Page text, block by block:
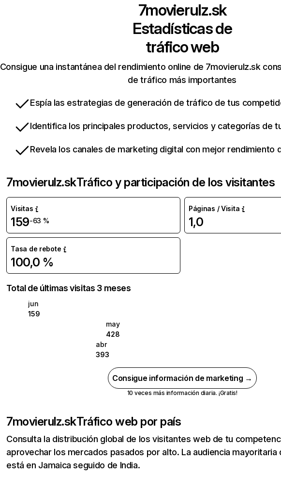
7movierulz.sk
Estadísticas de
tráfico web
Consigue una instantánea del rendimiento online de 7movierulz.sk
de tráfico más importantes
Espía las estrategias de generación de tráfico de tus
Identifica los principales productos, servicios y categorías de
Revela los canales de marketing digital con mejor rendimiento
7movierulz.skTráfico y participación de los visitantes
Visitas
159-63 %
Páginas / Visita
1,0
Tasa de rebote
100,0 %
Total de últimas visitas 3 meses
jun
159
may
428
abr
393
Consigue información de marketing →
10 veces más información diaria. ¡Gratis!
7movierulz.skTráfico web por país
Consulta la distribución global de los visitantes web de tu
aprovechar los mercados pasados por alto. La audiencia mayoritaria
está en Jamaica seguido de India.